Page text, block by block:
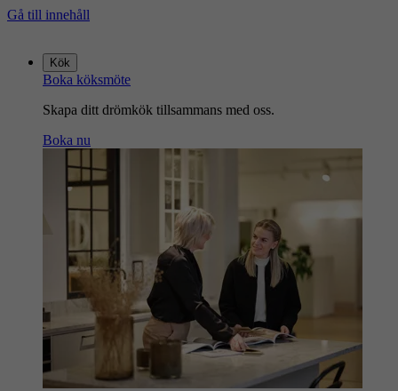
Gå till innehåll
startsidan
Kök
Boka köksmöte
Skapa ditt drömkök tillsammans med oss.
Boka nu